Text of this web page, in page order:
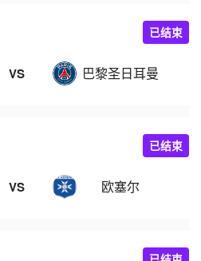
VS 巴黎圣日耳曼
已结束
VS 欧塞尔
已结束